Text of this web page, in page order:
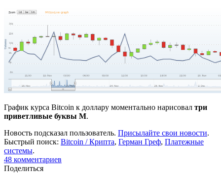
График курса Bitcoin к доллару моментально нарисовал три
приветливые буквы М.
Новость подсказал пользователь. Присылайте свои новости.
Быстрый поиск: Bitcoin / Крипта, Герман Греф, Платежные
системы.
48 комментариев
Поделиться